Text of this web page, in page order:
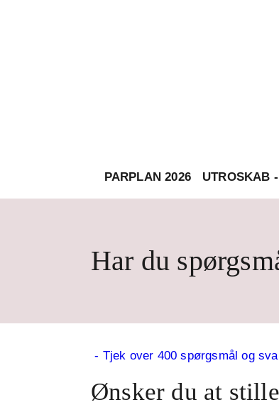
PARPLAN 2026 UTROSKAB
Har du
- Tjek over 400 spørgsmål og
Ønsker du at